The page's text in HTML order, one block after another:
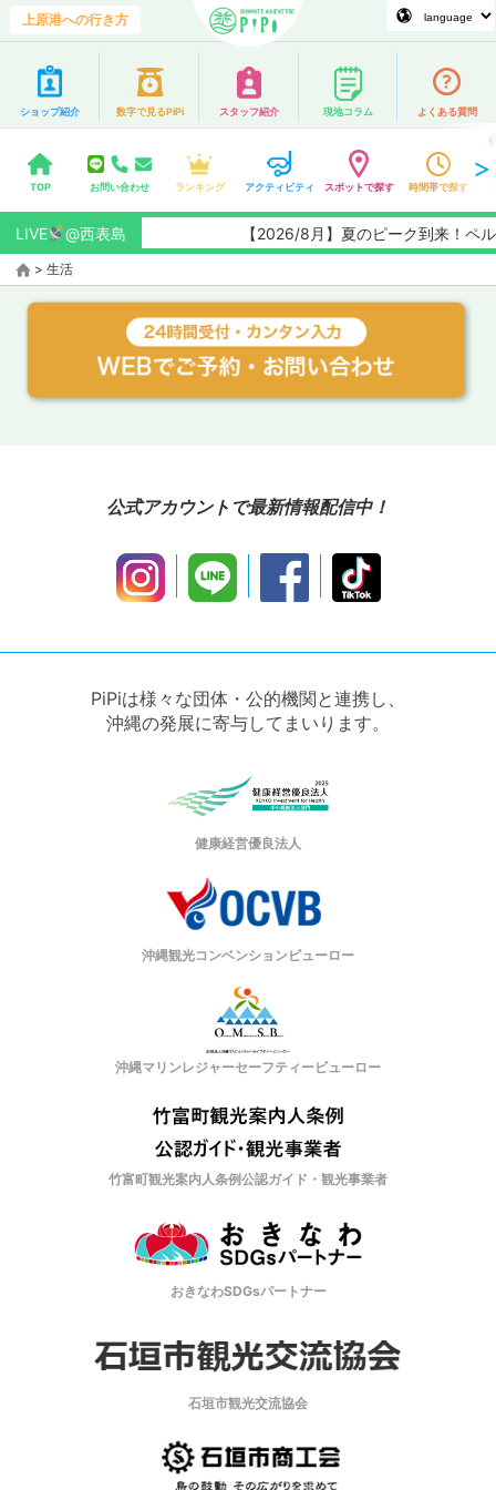
上原港への行き方
ショップ紹介 数字で見るPiPi スタッフ紹介 現地コラム よくある質問
TOP お問い合わせ ランキング アクティビティ スポットで探す 時間帯で探す
LIVE @西表島 【2026/8月】夏のピーク到来！ペ
> 生活
公式アカウントで最新情報配信中！
PiPiは様々な団体・公的機関と連携し、
沖縄の発展に寄与してまいります。
健康経営優良法人
沖縄観光コンベンションビューロー
沖縄マリンレジャーセーフティービューロー
竹富町観光案内人条例公認ガイド・観光事業者
おきなわSDGsパートナー
石垣市観光交流協会